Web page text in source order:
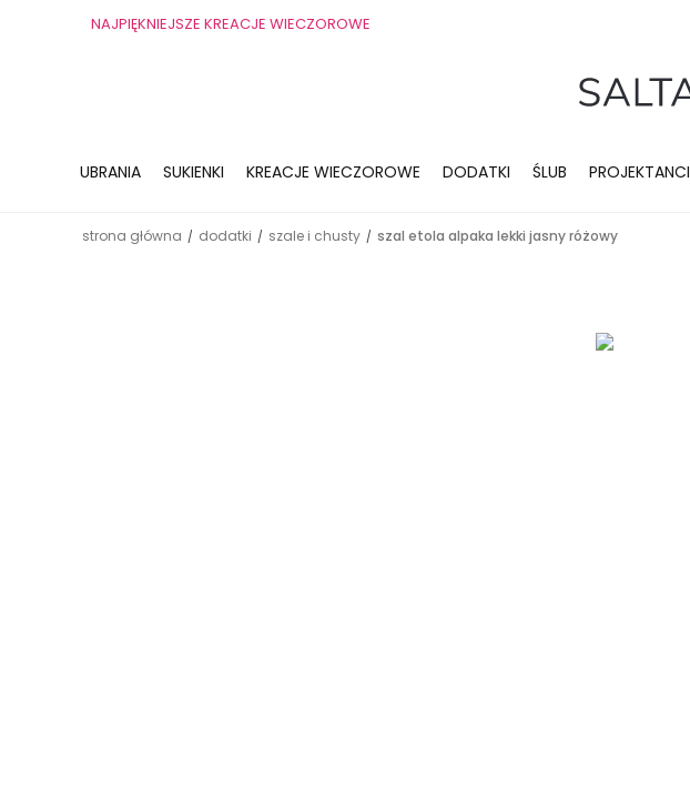
NAJPIĘKNIEJSZE KREACJE WIECZOROWE
UBRANIA SUKIENKI KREACJE WIECZOROWE DODATKI ŚLUB PROJEKTANCI
strona główna / dodatki / szale i chusty / szal etola alpaka lekki jasny różowy